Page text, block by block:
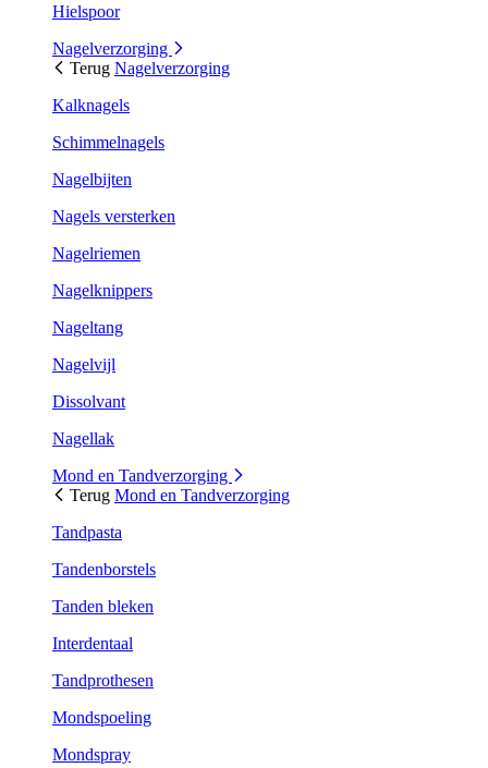
Hielspoor
Nagelverzorging
Terug Nagelverzorging
Kalknagels
Schimmelnagels
Nagelbijten
Nagels versterken
Nagelriemen
Nagelknippers
Nageltang
Nagelvijl
Dissolvant
Nagellak
Mond en Tandverzorging
Terug Mond en Tandverzorging
Tandpasta
Tandenborstels
Tanden bleken
Interdentaal
Tandprothesen
Mondspoeling
Mondspray